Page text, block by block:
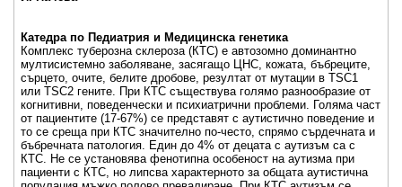
Катедра по Педиатрия и Медицинска генетика
Комплекс туберозна склероза (КТС) е автозомно доминантно
мултисистемно заболяване, засягащо ЦНС, кожата, бъбреците,
сърцето, очите, белите дробове, резултат от мутации в TSC1
или TSC2 гените. При КТС съществува голямо разнообразие от
когнитивни, поведенчески и психиатрични проблеми. Голяма част
от пациентите (17-67%) се представят с аутистично поведение и
то се среща при КТС значително по-често, спрямо сърдечната и
бъбречната патология. Един до 4% от децата с аутизъм са с
КТС. Не се установява фенотипна особеност на аутизма при
пациенти с КТС, но липсва характерното за общата аутистична